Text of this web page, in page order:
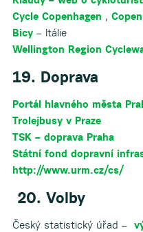
Cycle Copenhagen ,
Bicy– Itálie
Wellington Region
19. Doprava
Portál hlavného města
Trolejbusy v Praze
TSK – doprava Praha
Státní fond dopravní
http://www.urm.cz/cs/
20. Volby
Český statistický úřad –